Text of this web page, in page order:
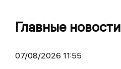
Главные новости
07/08/2026 11:55